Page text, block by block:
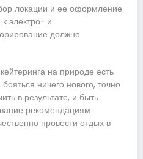
локации и ее оформление.
электро- и
должно
на природе есть
ничего нового, точно
в результате, и быть
рекомендациям
провести отдых в